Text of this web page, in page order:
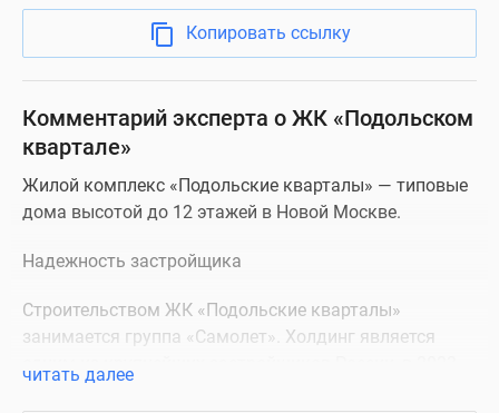
Копировать ссылку
Комментарий эксперта о ЖК «Подольском
квартале»
Жилой комплекс «Подольские кварталы» — типовые
дома высотой до 12 этажей в Новой Москве.
Надежность застройщика
Строительством ЖК «Подольские кварталы»
занимается группа «Самолет». Холдинг является
году он вышел на первое место в стране по объему
читать далее